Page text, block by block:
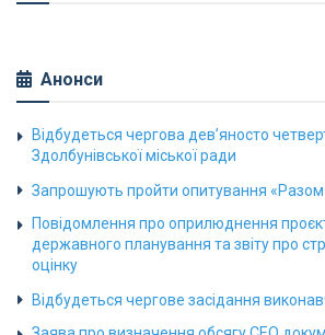
Анонси
Відбудеться чергова дев’яносто
Здолбунівської міської ради
Запрошують пройти опитування
Повідомлення про оприлюднення
державного планування та звіту про
оцінку
Відбудеться чергове засідання